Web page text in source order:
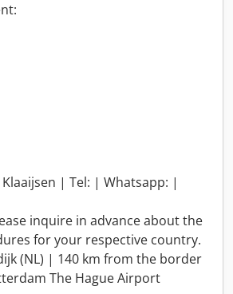
| Tel: | Whatsapp: |
inquire in advance about the
for your respective country.
(NL) | 140 km from the border
The Hague Airport